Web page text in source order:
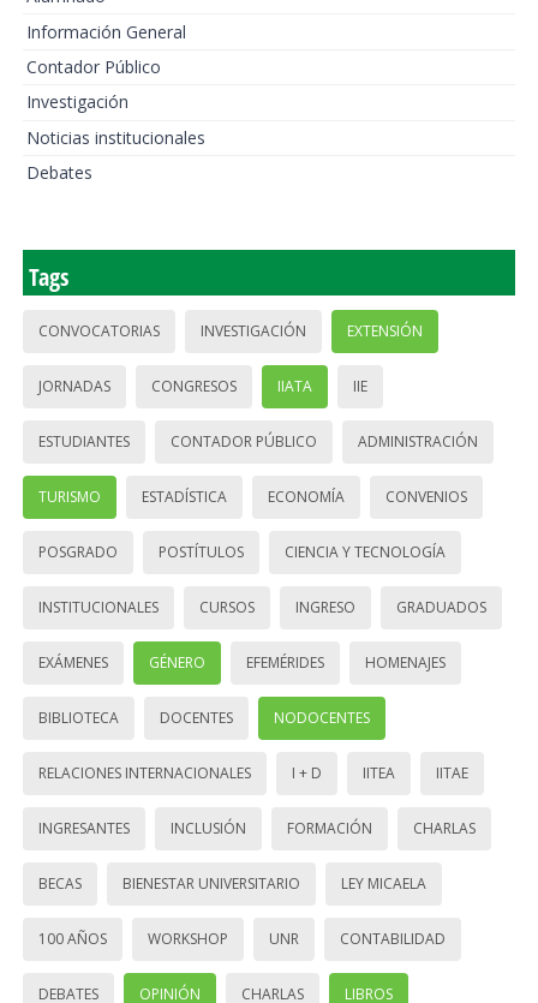
Información General
Contador Público
Investigación
Noticias institucionales
Debates
Tags
CONVOCATORIAS INVESTIGACIÓN EXTENSIÓN
JORNADAS CONGRESOS IIATA IIE
ESTUDIANTES CONTADOR PÚBLICO ADMINISTRACIÓN
TURISMO ESTADÍSTICA ECONOMÍA CONVENIOS
POSGRADO POSTÍTULOS CIENCIA Y TECNOLOGÍA
INSTITUCIONALES CURSOS INGRESO GRADUADOS
EXÁMENES GÉNERO EFEMÉRIDES HOMENAJES
BIBLIOTECA DOCENTES NODOCENTES
RELACIONES INTERNACIONALES I + D IITEA IITAE
INGRESANTES INCLUSIÓN FORMACIÓN CHARLAS
BECAS BIENESTAR UNIVERSITARIO LEY MICAELA
100 AÑOS WORKSHOP UNR CONTABILIDAD
DEBATES OPINIÓN CHARLAS LIBROS